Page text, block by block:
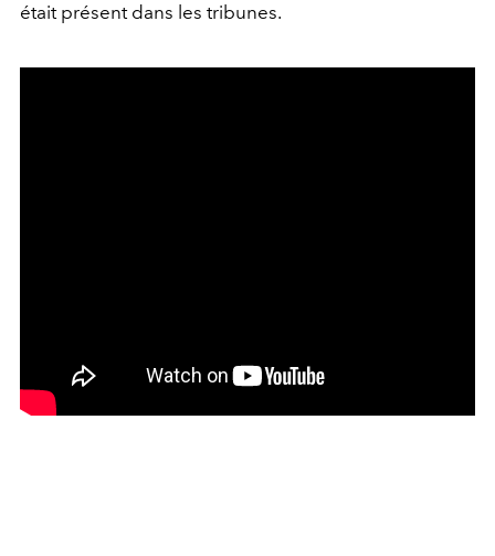
était présent dans les tribunes.